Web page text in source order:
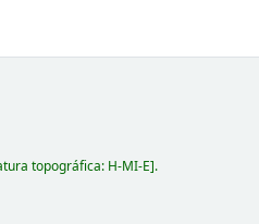
topográfica: H-MI-E .